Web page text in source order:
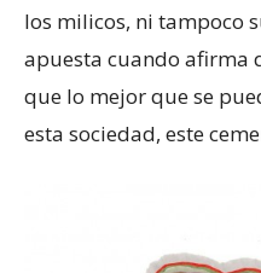
los milicos, ni tampoco
apuesta cuando afirma
que lo mejor que se
esta sociedad, este